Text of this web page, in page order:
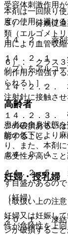
本剤は一回限り
度の使用は避け
１４．２． 薬剤
１４．２．１．
ップ）をアルコ
１４．２．２．
注射針に接触させ
１４．２．３．
ジの破損あるい
射すること。
１４．２．４．
１４．２．５．
す目盛があるので
（取扱い上の注意
２０．１． 凍結
ジが破損するこ
受容体刺激作用
５）． 分娩促進
類（エルゴメト
用により血管収
６）． クラス３
制作用が増強す
られる）］。
高齢者
患者の全身状態
能の低下により
り、また、本剤
感受性が高いこ
妊婦・授乳婦
（妊婦）
妊婦又は妊娠し
性が危険性を上